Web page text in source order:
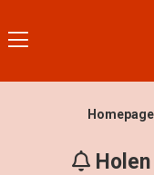
Homepage